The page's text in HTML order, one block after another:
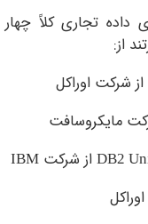
کلاً چهار پایگاه
از شرکتIBM